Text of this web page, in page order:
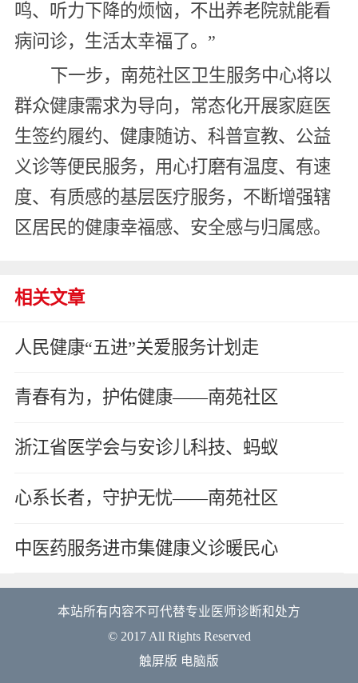
鸣、听力下降的烦恼，不出养老院就能看
病问诊，生活太幸福了。”
下一步，南苑社区卫生服务中心将以
群众健康需求为导向，常态化开展家庭医
生签约履约、健康随访、科普宣教、公益
义诊等便民服务，用心打磨有温度、有速
度、有质感的基层医疗服务，不断增强辖
区居民的健康幸福感、安全感与归属感。
相关文章
人民健康“五进”关爱服务计划走
青春有为，护佑健康——南苑社区
浙江省医学会与安诊儿科技、蚂蚁
心系长者，守护无忧——南苑社区
中医药服务进市集健康义诊暖民心
本站所有内容不可代替专业医师诊断和处方
© 2017 All Rights Reserved
触屏版 电脑版